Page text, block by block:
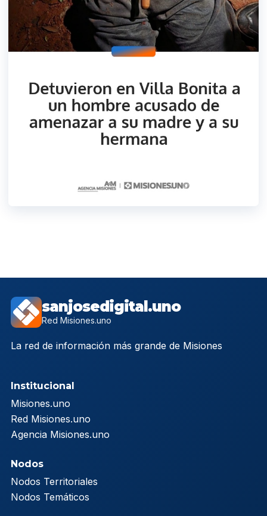
sanjosedigital.uno
Red Misiones.uno
La red de información más grande de Misiones
Institucional
Misiones.uno
Red Misiones.uno
Agencia Misiones.uno
Nodos
Nodos Territoriales
Nodos Temáticos